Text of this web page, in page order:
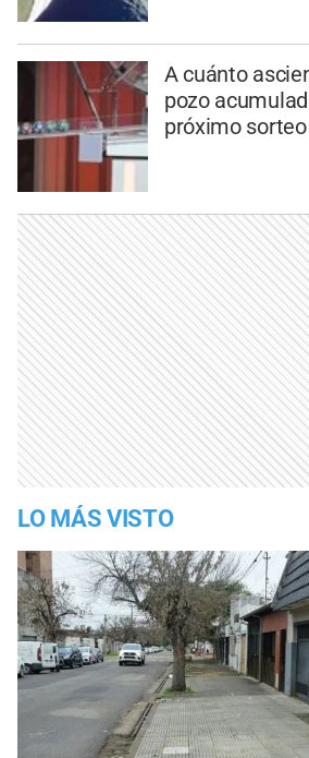
A cuánto
pozo
próximo
LO MÁS VISTO